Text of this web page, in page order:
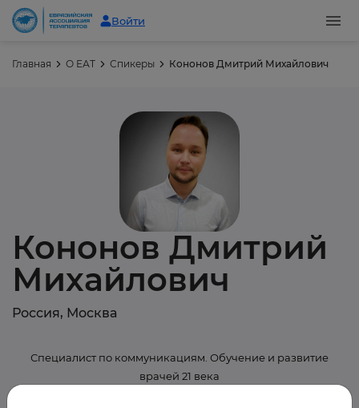
Войти
Главная О ЕАТ Спикеры Кононов Дмитрий Михайлович
Кононов Дмитрий
Михайлович
Россия, Москва
Специалист по коммуникациям. Обучение и развитие
врачей 21 века